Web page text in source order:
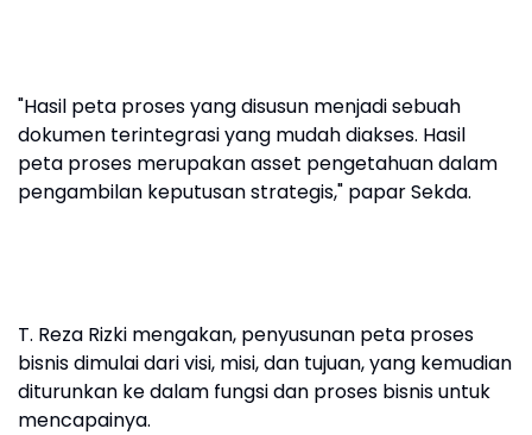
"Hasil peta proses yang disusun menjadi sebuah
dokumen terintegrasi yang mudah diakses. Hasil
peta proses merupakan asset pengetahuan dalam
pengambilan keputusan strategis," papar Sekda.
T. Reza Rizki mengakan, penyusunan peta proses
bisnis dimulai dari visi, misi, dan tujuan, yang kemudian
diturunkan ke dalam fungsi dan proses bisnis untuk
mencapainya.